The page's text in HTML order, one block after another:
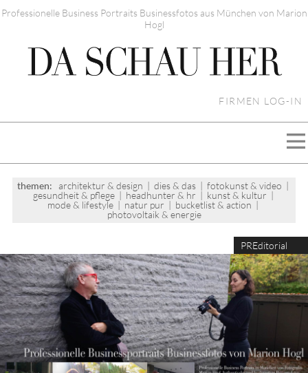
Professionelle Business Portraits Businessfotos aus München von Marion
Hogl
FIRMEN LOG-IN
themen: architektur & design | dies & das | fotokunst & video |
gesundheit & pflege| headhunter & hr | kunst & kultur |
mode & lifestyle | natur pur | bucketlist & action |
photovoltaik & energie
PREditorial